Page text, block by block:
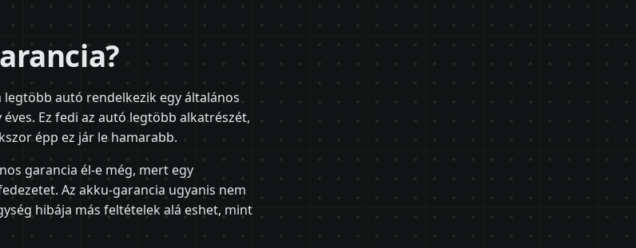
autó rendelkezik egy általános
Ez fedi az autó legtöbb alkatrészét,
épp ez jár le hamarabb.
garancia él-e még, mert egy
Az akku-garancia ugyanis nem
hibája más feltételek alá eshet, mint